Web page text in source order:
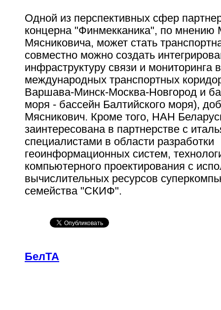
Одной из перспективных сфер
концерна "Финмекканика", по мнению
Мясниковича, может стать
совместно можно создать
инфраструктуру связи и мониторинга
международных транспортных
Варшава-Минск-Москва-Новгород и
моря - бассейн Балтийского моря),
Мясникович. Кроме того, НАН
заинтересована в партнерстве с
специалистами в области разработки
геоинформационных систем,
компьютерного проектирования с
вычислительных ресурсов
семейства "СКИФ".
БелТА